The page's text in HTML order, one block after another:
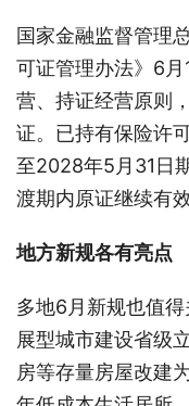
国家金融监督管理
可证管理办法》6
营、持证经营原则
证。已持有保险许
至2028年5月31日
渡期内原证继续有效
地方新规各有亮点
多地6月新规也值
展型城市建设省级
房等存量房屋改建